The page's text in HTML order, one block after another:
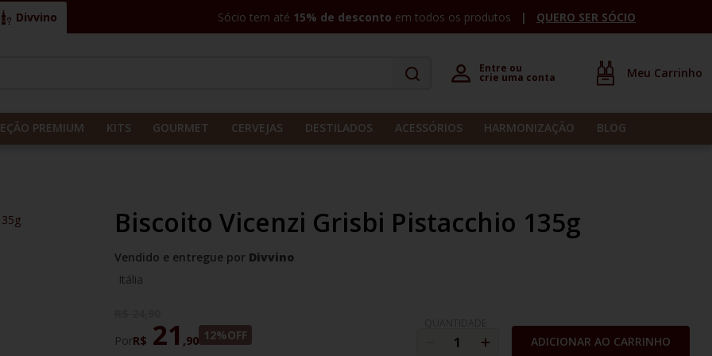
Divvino Sócio tem até 15% de desconto em todos os produtos QUERO SER SÓCIO
Entre ou
crie uma conta
PREMIUM KITS GOURMET CERVEJAS DESTILADOS ACESSÓRIOS HARMONIZAÇÃO BLOG
Biscoito Vicenzi Grisbi Pistacchio 135g
Vendido e entregue por Divvino
Itália
PorR$ 21 ,90 12%OFF ADICIONAR AO CARRINHO